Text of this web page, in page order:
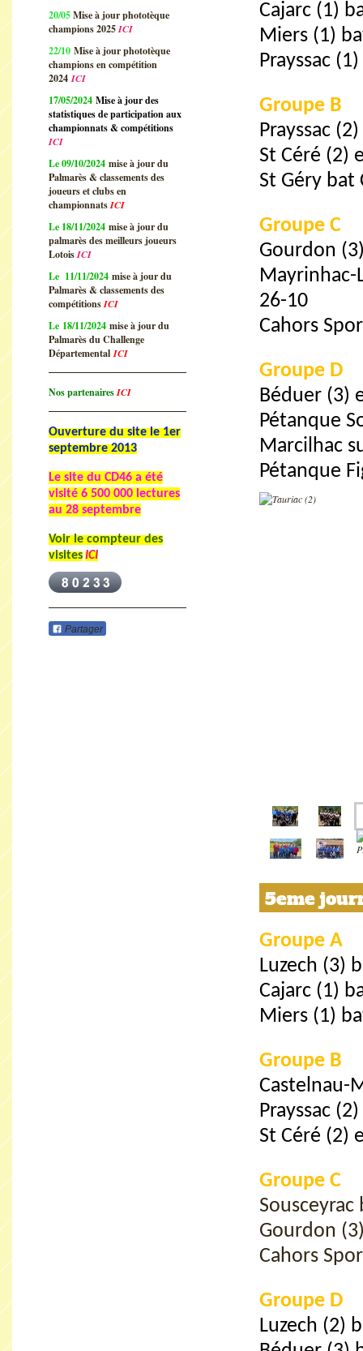
20/05Mise à jour phototèque
champions 2025ICI
22/10 Mise à jour phototèque
champions en compétition
2024ICI
17/05/2024 Mise à jour des
statistiques de participation aux
championnats & compétitions
ICI
Le 09/10/2024 mise à jour du
Palmarès & classements des
joueurs et clubs en
championnatsICI
Le 18/11/2024 mise à jour du
palmarès des meilleurs joueurs
LotoisICI
Le 11/11/2024 mise à jour du
Palmarès & classements des
compétitionsICI
Le 18/11/2024 mise à jour du
Palmarès du Challenge
DépartementalICI
Nos partenairesICI
Ouverture du site le 1er
septembre 2013
Le site du CD46 a été
visité 6 500 000 lectures
au 28 septembre
Voir le compteur des
visitesICI
Partager
Cajarc (1)
Miers (1)
Prayssac
Groupe B
Prayssac
St Céré (2)
St Géry
Groupe C
Gourdon
Mayrinhac-
26-10
Cahors
Groupe D
Béduer (3)
Pétanque
Marcilhac
Pétanque
5eme
Groupe A
Luzech (3)
Cajarc (1)
Miers (1)
Groupe B
Castelnau-
Prayssac
St Céré (2)
Groupe C
Sousceyrac
Gourdon
Cahors
Groupe D
Luzech (2)